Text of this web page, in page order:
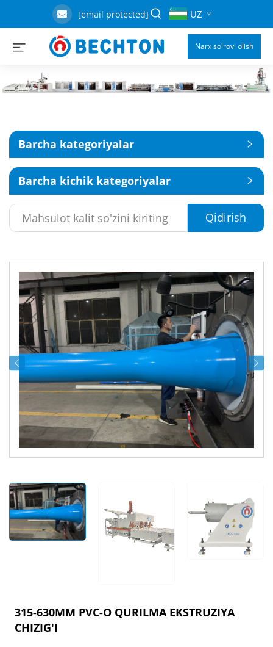
[email protected] UZ
Narx so'rovi olish
Barcha kategoriyalar
Barcha kichik kategoriyalar
Qidirish
315-630MM PVC-O QURILMA EKSTRUZIYA
CHIZIG'I